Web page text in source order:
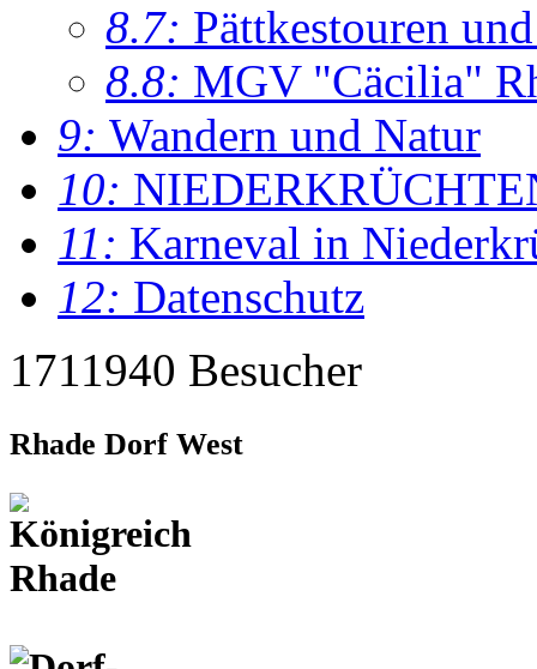
8.7: Pättkestouren
8.8: MGV "Cäcilia"
9: Wandern und Natur
10:
11: Karneval in
12: Datenschutz
1711940 Besucher
Rhade Dorf West